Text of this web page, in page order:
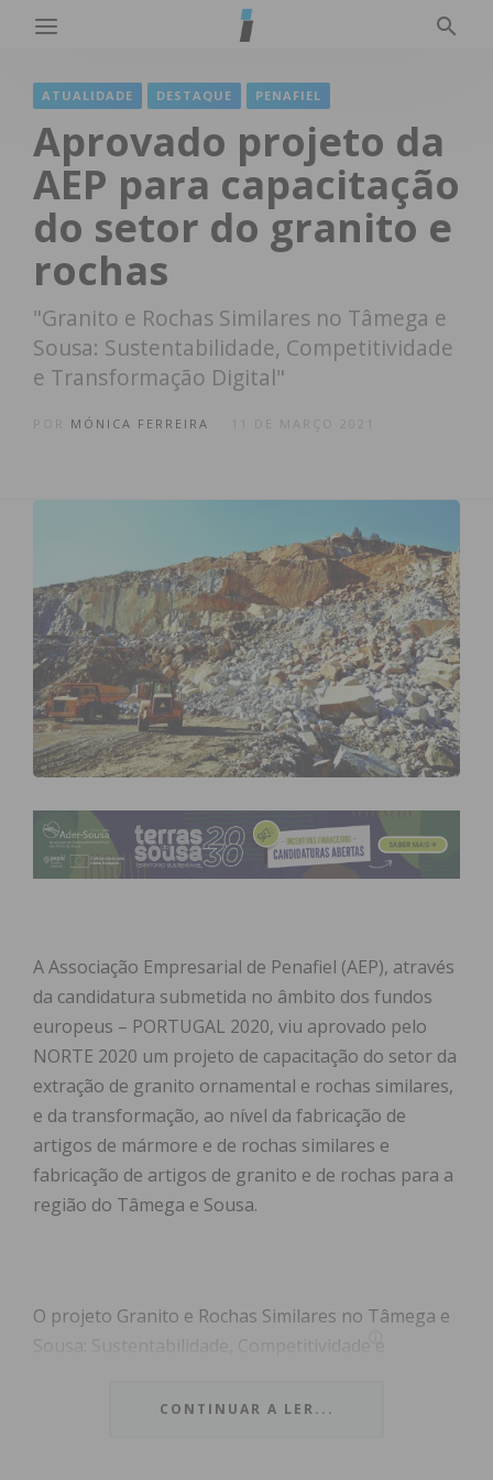
ATUALIDADE DESTAQUE PENAFIEL
Aprovado projeto da
AEP para capacitação
do setor do granito e
rochas
"Granito e Rochas Similares no Tâmega e
Sousa: Sustentabilidade, Competitividade
e Transformação Digital"
MÓNICA FERREIRA 11 DE MARÇO 2021
A Associação Empresarial de Penafiel (AEP), através
da candidatura submetida no âmbito dos fundos
europeus – PORTUGAL 2020, viu aprovado pelo
NORTE 2020 um projeto de capacitação do setor da
extração de granito ornamental e rochas similares,
e da transformação, ao nível da fabricação de
artigos de mármore e de rochas similares e
fabricação de artigos de granito e de rochas para a
região do Tâmega e Sousa.
O projeto Granito e Rochas Similares no Tâmega e
Sousa: Sustentabilidade, Competitividade e
desenvolver um conjunto de ações integradas que
CONTINUAR A LER...